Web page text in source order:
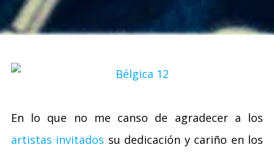
En lo que no me canso de agradecer a los
artistas invitados su dedicación y cariño en los